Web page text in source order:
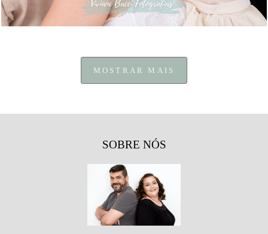
MOSTRAR MAIS
SOBRE NÓS